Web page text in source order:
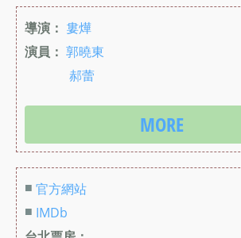
導演： 婁燁
演員： 郭曉東
郝蕾
MORE
■ 官方網站
■ IMDb